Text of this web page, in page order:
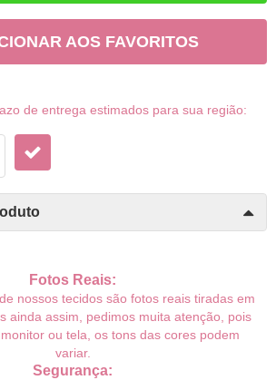
AOS FAVORITOS
de entrega estimados para sua região:
Fotos Reais:
nossos tecidos são fotos reais tiradas em
ainda assim, pedimos muita atenção, pois
ou tela, os tons das cores podem
variar.
Segurança: